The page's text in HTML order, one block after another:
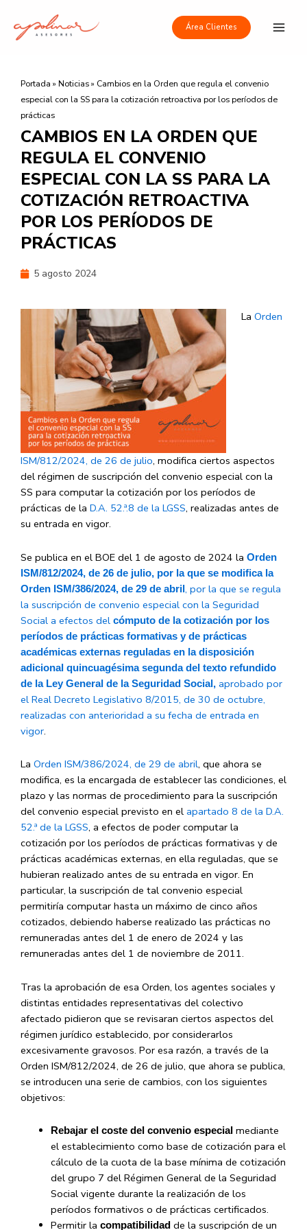
contenido
Área Clientes
Portada » Noticias» Cambios en la Orden que regula el convenio
especial con la SS para la cotización retroactiva por los períodos de
prácticas
CAMBIOS EN LA ORDEN QUE
REGULA EL CONVENIO
ESPECIAL CON LA SS PARA LA
COTIZACIÓN RETROACTIVA
POR LOS PERÍODOS DE
PRÁCTICAS
5 agosto 2024
La Orden
ISM/812/2024, de 26 de julio, modifica ciertos aspectos
del régimen de suscripción del convenio especial con la
SS para computar la cotización por los períodos de
prácticas de la D.A. 52.ª.8 de la LGSS, realizadas antes de
su entrada en vigor.
Se publica en el BOE del 1 de agosto de 2024 la Orden
ISM/812/2024, de 26 de julio, por la que se modifica la
Orden ISM/386/2024, de 29 de abril, por la que se regula
la suscripción de convenio especial con la Seguridad
Social a efectos del cómputo de la cotización por los
períodos de prácticas formativas y de prácticas
académicas externas reguladas en la disposición
adicional quincuagésima segunda del texto refundido
de la Ley General de la Seguridad Social, aprobado por
el Real Decreto Legislativo 8/2015, de 30 de octubre,
realizadas con anterioridad a su fecha de entrada en
vigor.
La Orden ISM/386/2024, de 29 de abril, que ahora se
modifica, es la encargada de establecer las condiciones, el
plazo y las normas de procedimiento para la suscripción
del convenio especial previsto en el apartado 8 de la D.A.
52.ª de la LGSS, a efectos de poder computar la
cotización por los períodos de prácticas formativas y de
prácticas académicas externas, en ella reguladas, que se
hubieran realizado antes de su entrada en vigor. En
particular, la suscripción de tal convenio especial
permitiría computar hasta un máximo de cinco años
cotizados, debiendo haberse realizado las prácticas no
remuneradas antes del 1 de enero de 2024 y las
remuneradas antes del 1 de noviembre de 2011.
Tras la aprobación de esa Orden, los agentes sociales y
distintas entidades representativas del colectivo
afectado pidieron que se revisaran ciertos aspectos del
régimen jurídico establecido, por considerarlos
excesivamente gravosos. Por esa razón, a través de la
Orden ISM/812/2024, de 26 de julio, que ahora se publica,
se introducen una serie de cambios, con los siguientes
objetivos:
Rebajar el coste del convenio especial mediante
el establecimiento como base de cotización para el
cálculo de la cuota de la base mínima de cotización
del grupo 7 del Régimen General de la Seguridad
Social vigente durante la realización de los
períodos formativos o de prácticas certificados.
Permitir la compatibilidad de la suscripción de un